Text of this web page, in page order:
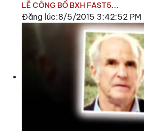
LỄ CÔNG BỐ BXH FAST5...
Đăng lúc:8/5/2015 3:42:52 PM